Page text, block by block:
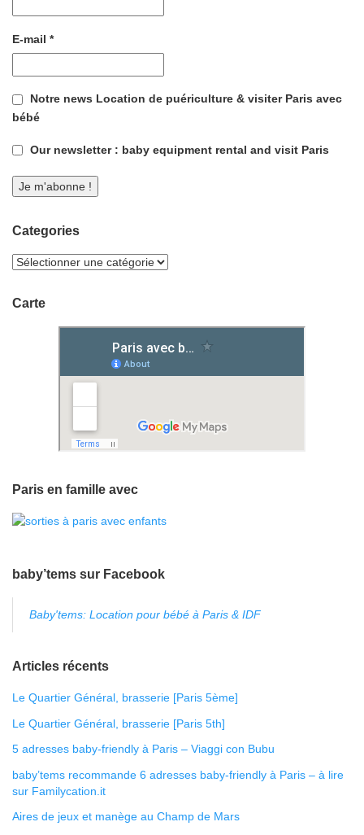
E-mail *
Notre news Location de puériculture & visiter Paris avec
bébé
Our newsletter : baby equipment rental and visit Paris
Categories
Carte
Paris en famille avec
baby’tems sur Facebook
Baby'tems: Location pour bébé à Paris & IDF
Articles récents
Le Quartier Général, brasserie [Paris 5ème]
Le Quartier Général, brasserie [Paris 5th]
5 adresses baby-friendly à Paris – Viaggi con Bubu
baby’tems recommande 6 adresses baby-friendly à Paris – à lire
sur Familycation.it
Aires de jeux et manège au Champ de Mars